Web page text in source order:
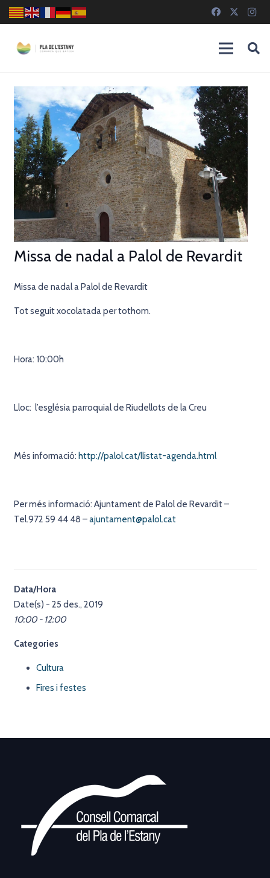
Missa de nadal a Palol de Revardit
Missa de nadal a Palol de Revardit
Tot seguit xocolatada per tothom.
Hora: 10:00h
Lloc: l’església parroquial de Riudellots de la Creu
Més informació: http://palol.cat/llistat-agenda.html
Per més informació: Ajuntament de Palol de Revardit –
Tel.972 59 44 48 –ajuntament@palol.cat
Data/Hora
Date(s) - 25 des., 2019
10:00 - 12:00
Categories
Cultura
Fires i festes